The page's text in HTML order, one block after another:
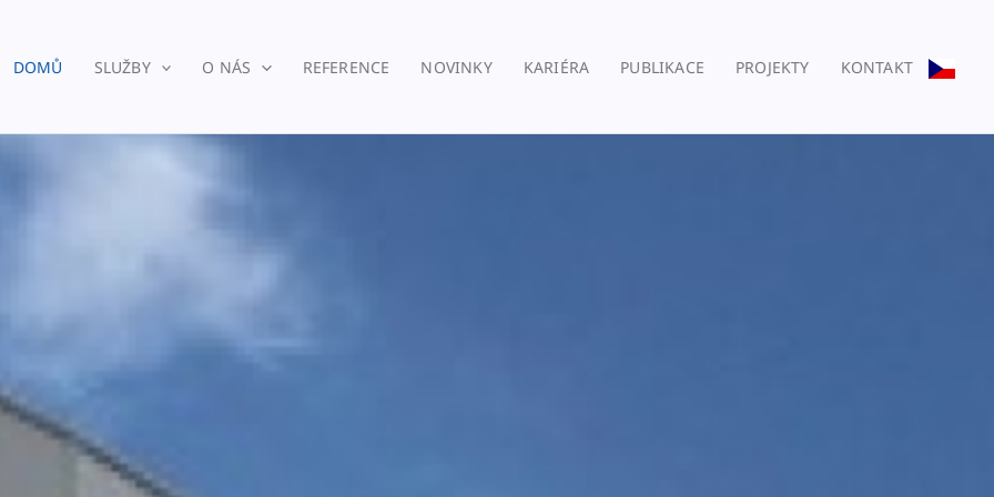
DOMŮ SLUŽBY O NÁS REFERENCE NOVINKY KARIÉRA PUBLIKACE PROJEKTY KONTAKT